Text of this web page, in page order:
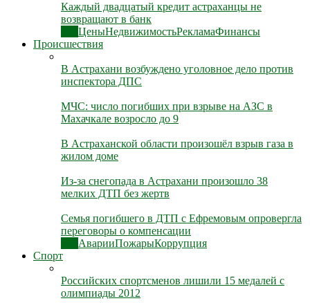
Каждый двадцатый кредит астраханцы не
возвращают в банк
ЦеныНедвижимостьРекламаФинансы
Происшествия
В Астрахани возбуждено уголовное дело против
инспектора ДПС
МЧС: число погибших при взрыве на АЗС в
Махачкале возросло до 9
В Астраханской области произошёл взрыв газа в
жилом доме
Из-за снегопада в Астрахани произошло 38
мелких ДТП без жертв
Семья погибшего в ДТП с Ефремовым опровергла
переговоры о компенсации
АварииПожарыКоррупция
Спорт
Российских спортсменов лишили 15 медалей с
олимпиады 2012